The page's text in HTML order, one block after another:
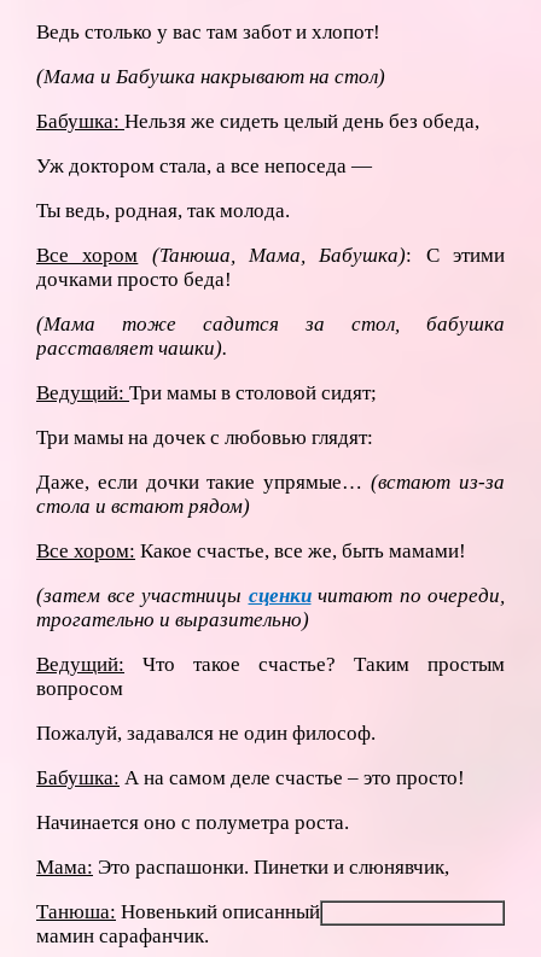
Ведь столько у вас там забот и хлопот!
(Мама и Бабушка накрывают на стол)
Бабушка: Нельзя же сидеть целый день без обеда,
Уж доктором стала, а все непоседа —
Ты ведь, родная, так молода.
Все хором
(Танюша, Мама, Бабушка): С этими
дочками просто беда!
(Мама тоже садится за стол, бабушка
расставляет чашки).
Ведущий: Три мамы в столовой сидят;
Три мамы на дочек с любовью глядят:
Даже, если дочки такие упрямые… (встают из-за
стола и встают рядом)
Все хором: Какое счастье, все же, быть мамами!
(затем все участницы сценкичитают по очереди,
трогательно и выразительно)
Ведущий: Что такое счастье? Таким простым
вопросом
Пожалуй, задавался не один философ.
Бабушка: А на самом деле счастье – это просто!
Начинается оно с полуметра роста.
Мама: Это распашонки. Пинетки и слюнявчик,
Танюша: Новенький описанный
мамин сарафанчик.